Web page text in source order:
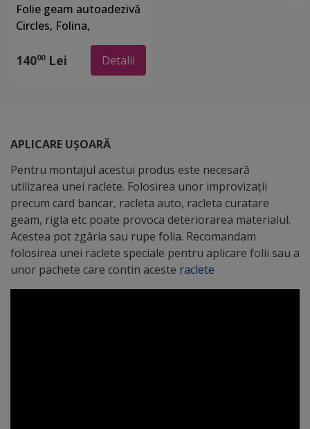
Folie geam autoadezivă
Circles, Folina,
transparentă cu model
geometric negru, 122
14000Lei Detalii
APLICARE UȘOARĂ
Pentru montajul acestui produs este necesară
utilizarea unei raclete. Folosirea unor improvizații
precum card bancar, racleta auto, racleta curatare
geam, rigla etc poate provoca deteriorarea materialul.
Acestea pot zgâria sau rupe folia. Recomandam
folosirea unei raclete speciale pentru aplicare folii sau a
unor pachete care contin aceste raclete